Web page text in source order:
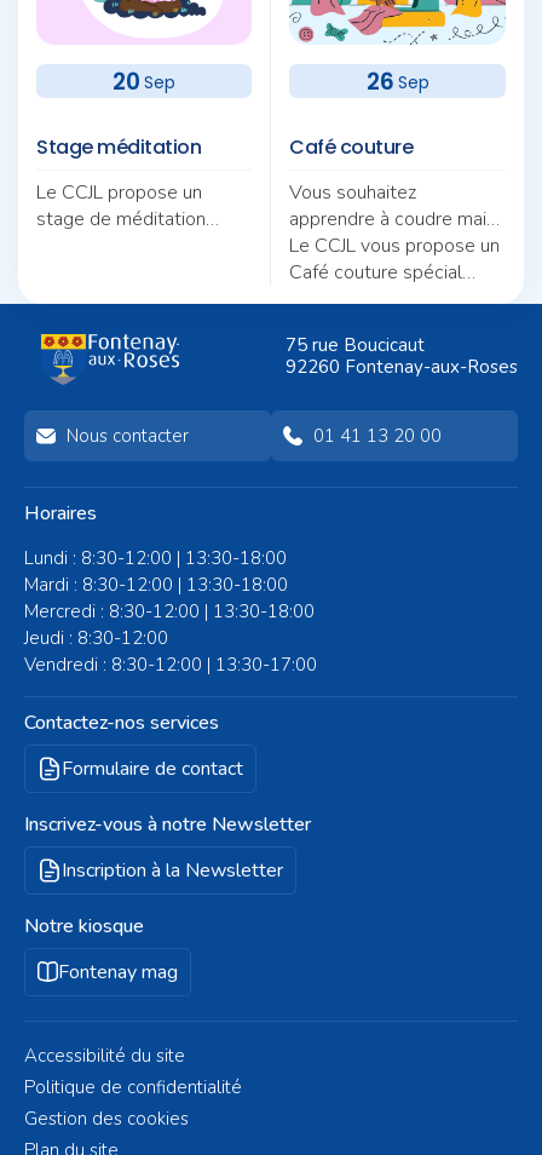
20 Sep
Stage méditation
Le CCJL propose un
stage de méditation
deux fils pour une même
26 Sep
Café couture
Vous souhaitez
apprendre à coudre mais
ne savez pas par où
commencer ?
Le CCJL vous propose un
Café couture spécial
débutants, animé par
75 rue Boucicaut
92260 Fontenay-aux-Roses
Nous contacter 01 41 13 20 00
Horaires
Lundi : 8:30-12:00 | 13:30-18:00
Mardi : 8:30-12:00 | 13:30-18:00
Mercredi : 8:30-12:00 | 13:30-18:00
Jeudi : 8:30-12:00
Vendredi : 8:30-12:00 | 13:30-17:00
Contactez-nos services
Formulaire de contact
Inscrivez-vous à notre Newsletter
Inscription à la Newsletter
Notre kiosque
Fontenay mag
Accessibilité du site
Politique de confidentialité
Gestion des cookies
Plan du site